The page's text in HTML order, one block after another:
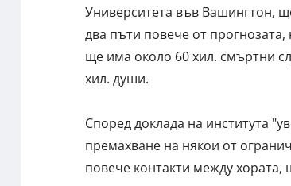
Университета във Вашингтон,
два пъти повече от
ще има около 60 хил. смъртни
хил. души.
Според доклада на института
премахване на някои от
повече контакти между